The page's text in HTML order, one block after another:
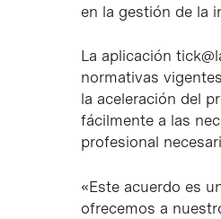
en la gestión de la
La aplicación
normativas
la aceleración del
fácilmente a las
profesional
«Este acuerdo es
ofrecemos a